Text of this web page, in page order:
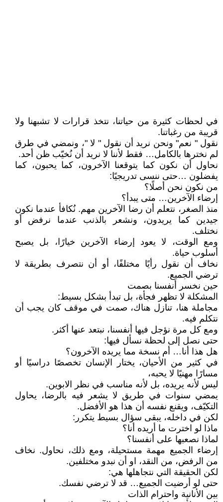
في لحظات كثيرة من حياتنا، نتخذ قرارات لا تشبهنا ولا
قريبة من رغباتنا.
نقول " نعم" ونحن نريد أن نقول " لا "، ونمضي في طرق
لم نخترها بالكامل… فقط لأننا لا نريد أن نُخيّب ظن أحد.
نحاول أن نكون كما يتوقعنا الآخرون، كما يحبون، كما
يفضلون …حتى ننسى تدريجيًا:
من نكون نحن أصلًا؟
إرضاء الآخرين… متى يبدأ؟
منذ الصغر، نتعلم أن رضا الآخرين مهم. نُكافأ عندما نكون
جيدين كما يريدون، ونشعر بالذنب عندما نرفض أو
نختلف.
ومع الوقت، لا يعود إرضاء الآخرين خيارًا، بل يصبح
أسلوب حياة.
نخاف أن نقول رأيًا مختلفًا، أو أن نتصرف بطريقة لا
ترضي الجميع.
حين نخسر أنفسنا بصمت
المشكلة لا تظهر فجأة، بل تبدأ بشكل بسيط:
مجاملة هنا، تنازل هناك، صمت في موقف كان يجب أن
نتكلم فيه.
ومع كل مرة نؤجل فيها أنفسنا، نبتعد عنها أكثر.
حتى نصل إلى لحظة نسأل فيها:
هل هذا أنا… أم نسخة مما يريده الآخرون؟
في كثير من الأحيان، يختار الإنسان تخصصًا دراسيًا أو
مسارًا مهنيًا لا يحبه،
ليس لأنه يريده، بل لأنه مناسب في نظر الابوين.
يمضي سنوات في طريق لا يشعر فيه بالرضا، يحاول
التكيّف، ويقنع نفسه أن هذا هو الأفضل.
لكن في داخله، يبقى سؤال بسيط يتكرر:
ماذا لو اخترت ما أريده أنا؟
لماذا نصعبها على أنفسنا؟
إرضاء الجميع مهمة مستحيلة، ومع ذلك، نحاول. نخاف
من الرفض، من النقد، او أن نبدو مختلفين.
لكن الحقيقة التي نتجاهلها هي:
حتى لو أرضيت الجميع… قد لا ترضي نفسك.
بين الأنانية واحترام الذات